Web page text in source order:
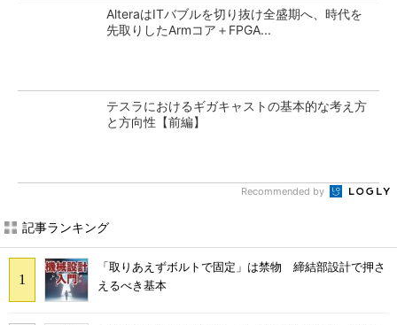
AlteraはITバブルを切り抜け全盛期へ、時代を
先取りしたArmコア＋FPGA...
テスラにおけるギガキャストの基本的な考え方
と方向性【前編】
Recommended by
記事ランキング
「取りあえずボルトで固定」は禁物 締結部設計で押さ
えるべき基本